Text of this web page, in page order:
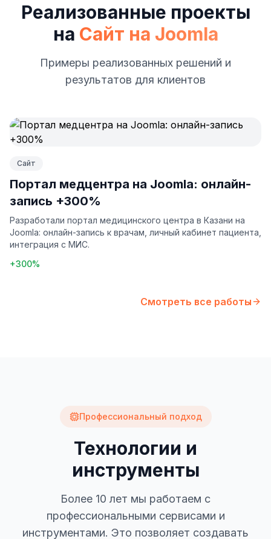
Реализованные проекты
на Сайт на Joomla
Примеры реализованных решений и
результатов для клиентов
Сайт
Портал медцентра на Joomla: онлайн-
запись +300%
Разработали портал медицинского центра в Казани на
Joomla: онлайн-запись к врачам, личный кабинет пациента,
интеграция с МИС.
+300%
Смотреть все работы
Профессиональный подход
Технологии и
инструменты
Более 10 лет мы работаем с
профессиональными сервисами и
инструментами. Это позволяет создавать